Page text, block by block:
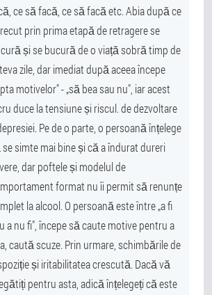
ce să facă, ce să facă etc. Abia după ce
prin prima etapă de retragere se
și se bucură de o viață sobră timp de
zile, dar imediat după aceea începe
motivelor" - „să bea sau nu", iar acest
duce la tensiune și riscul. de dezvoltare
Pe de o parte, o persoană înțelege
simte mai bine și că a îndurat dureri
dar poftele și modelul de
format nu îi permit să renunțe
la alcool. O persoană este între „a fi
a nu fi", începe să caute motive pentru a
caută scuze. Prin urmare, schimbările de
și iritabilitatea crescută. Dacă vă
pentru asta, adică înțelegeți că este